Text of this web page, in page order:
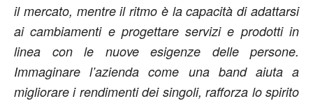
il mercato, mentre il ritmo è la capacità di adattarsi
ai cambiamenti e progettare servizi e prodotti in
linea con le nuove esigenze delle persone.
Immaginare l’azienda come una band aiuta a
migliorare i rendimenti dei singoli, rafforza lo spirito